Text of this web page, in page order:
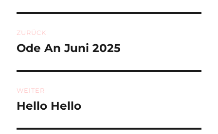
ZURÜCK
Vorheriger
Ode An Juni 2025
WEITER
Nächster
Hello Hello